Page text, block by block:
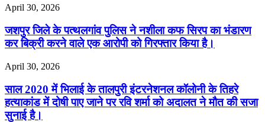
April 30, 2026
जशपुर जिले के पत्थलगांव पुलिस ने नशीला कफ सिरप का भंडारण
कर बिक्री करने वाले एक आरोपी को गिरफ्तार किया है।
April 30, 2026
साल 2020 में भिलाई के तालपुरी इंटरनेशनल कॉलोनी के तिहरे
हत्याकांड में दोषी पाए जाने पर रवि शर्मा को अदालत ने मौत की सजा
सुनाई है।